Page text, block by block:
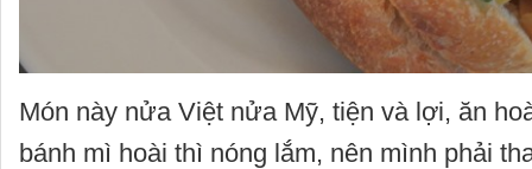
Món này nửa Việt nửa Mỹ, tiện và lợi, ăn
bánh mì hoài thì nóng lắm, nên mình phải